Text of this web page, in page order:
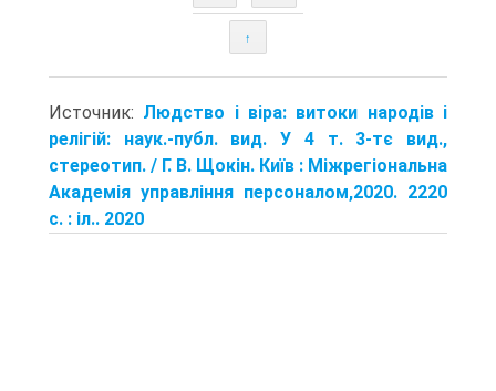
↑
Источник: Людство і віра: витоки народів і
релігій: наук.-публ. вид. У 4 т. 3-тє вид.,
стереотип. / Г. В. Щокін. Київ : Міжрегіональна
Академія управління персоналом,2020. 2220
с. : іл.. 2020